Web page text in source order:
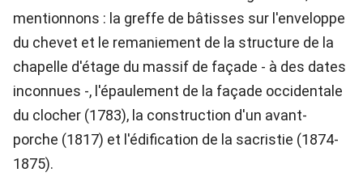
mentionnons : la greffe de bâtisses sur l'enveloppe
du chevet et le remaniement de la structure de la
chapelle d'étage du massif de façade - à des dates
inconnues -, l'épaulement de la façade occidentale
du clocher (1783), la construction d'un avant-
porche (1817) et l'édification de la sacristie (1874-
1875).